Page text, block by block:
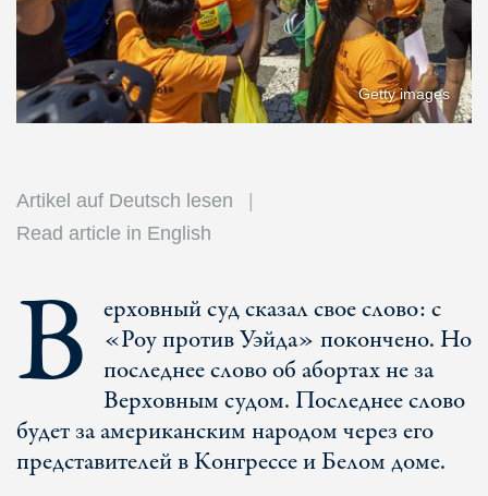
Getty images
Artikel auf Deutsch lesen
Read article in English
В ерховный суд сказал свое слово: с
«Роу против Уэйда» покончено. Но
последнее слово об абортах не за
Верховным судом. Последнее слово
будет за американским народом через его
представителей в Конгрессе и Белом доме.